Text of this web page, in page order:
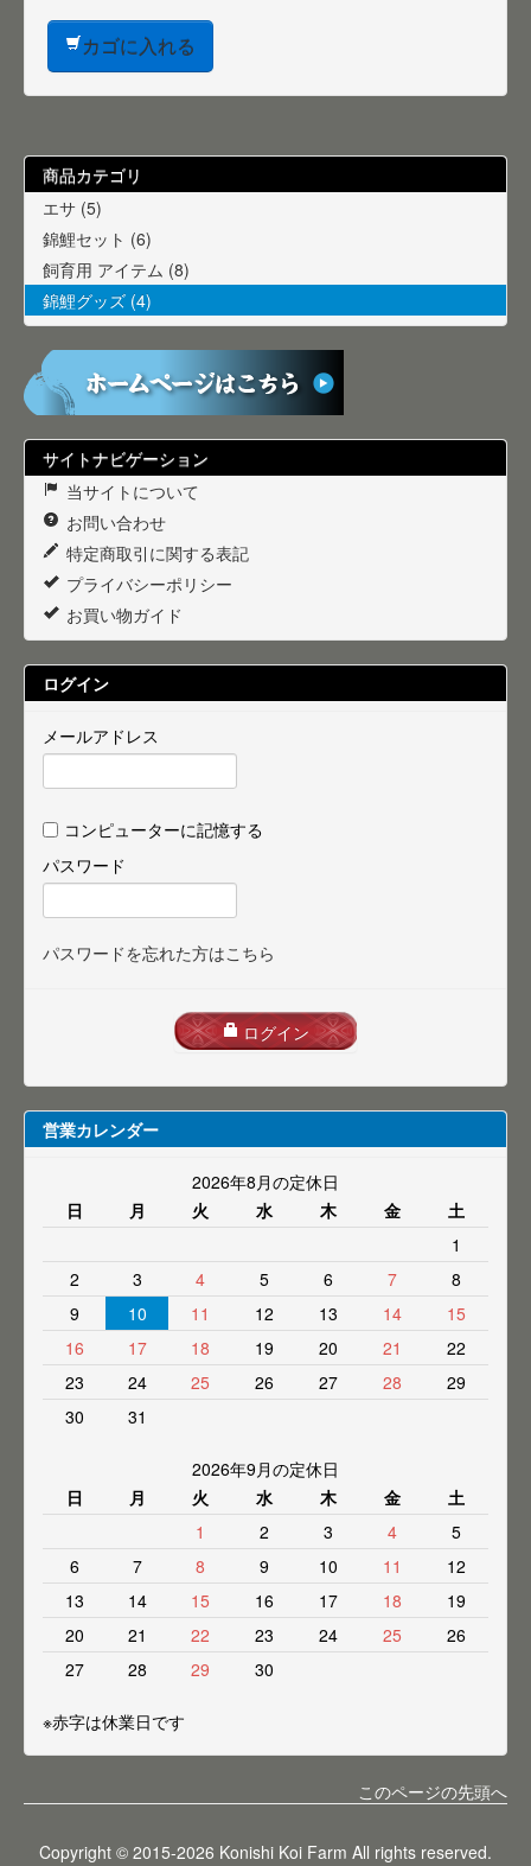
カゴに入れる
商品カテゴリ
エサ (5)
錦鯉セット (6)
飼育用 アイテム (8)
錦鯉グッズ (4)
サイトナビゲーション
当サイトについて
お問い合わせ
特定商取引に関する表記
プライバシーポリシー
お買い物ガイド
ログイン
メールアドレス
コンピューターに記憶する
パスワード
パスワードを忘れた方はこちら
ログイン
営業カレンダー
2026年8月の定休日
日
月 火 水 木 金
土
1
2
3 4 5 6 7
8
9
10 11 12 13 14
15
16
17 18 19 20 21
22
23
24 25 26 27 28
29
30
31
2026年9月の定休日
日
月 火 水 木 金
土
1
2 3 4
5
6
7 8 9 10 11
12
13
14 15 16 17 18
19
20
21 22 23 24 25
26
27
28 29 30
※赤字は休業日です
このページの先頭へ
Copyright © 2015-2026 Konishi Koi Farm All rights reserved.